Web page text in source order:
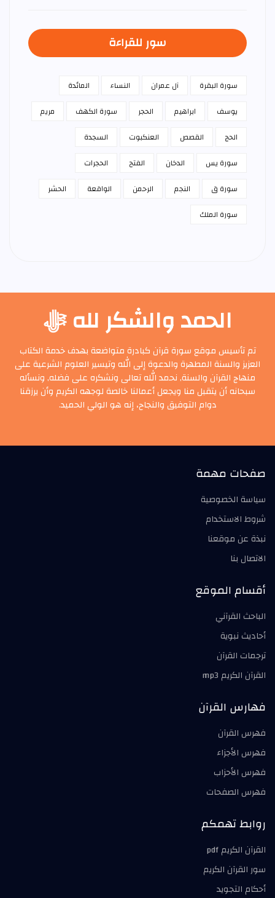
سور للقراءة
سورة البقرة آل عمران النساء
المائدة
يوسف
ابراهيم الحجر سورة الكهف
مريم
الحج
القصص العنكبوت
السجدة
سورة يس
الدخان الفتح
الحجرات
سورة ق
النجم الرحمن الواقعة
الحشر
سورة الملك
الحمد والشكر لله ﷻ
تم تأسيس موقع سورة قرآن كبادرة متواضعة بهدف خدمة الكتاب
العزيز والسنة المطهرة والدعوة إلى الله وتيسير العلوم الشرعية على
منهاج القرآن والسنة, نحمد الله تعالى ونشكره على فضله, ونسأله
سبحانه أن يتقبل منا ويجعل أعمالنا خالصة لوجهه الكريم وأن يرزقنا
دوام التوفيق والنجاح، إنه هو الولي الحميد.
صفحات مهمة
سياسة الخصوصية
شروط الاستخدام
نبذة عن موقعنا
الاتصال بنا
أقسام الموقع
الباحث القرآني
أحاديث نبوية
ترجمات القرآن
القرآن الكريم mp3
فهارس القرآن
فهرس القرآن
فهرس الأجزاء
فهرس الأحزاب
فهرس الصفحات
روابط تهمكم
القرآن الكريم pdf
سور القرآن الكريم
أحكام التجويد